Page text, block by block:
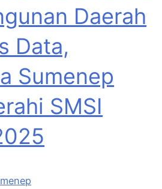
Daerah
Data,
Sumenep
SMSI